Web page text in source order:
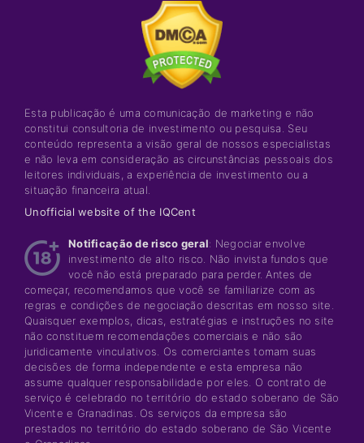
Esta publicação é uma comunicação de marketing e não
constitui consultoria de investimento ou pesquisa. Seu
conteúdo representa a visão geral de nossos especialistas
e não leva em consideração as circunstâncias pessoais dos
leitores individuais, a experiência de investimento ou a
situação financeira atual.
Unofficial website of the IQCent
Notificação de risco geral: Negociar envolve
investimento de alto risco. Não invista fundos que
você não está preparado para perder. Antes de
começar, recomendamos que você se familiarize com as
regras e condições de negociação descritas em nosso site.
Quaisquer exemplos, dicas, estratégias e instruções no site
não constituem recomendações comerciais e não são
juridicamente vinculativos. Os comerciantes tomam suas
decisões de forma independente e esta empresa não
assume qualquer responsabilidade por eles. O contrato de
serviço é celebrado no território do estado soberano de São
Vicente e Granadinas. Os serviços da empresa são
prestados no território do estado soberano de São Vicente